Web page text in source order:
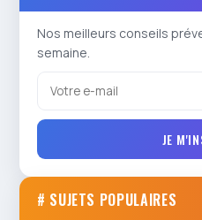
Nos meilleurs conseils
semaine.
JE
# SUJETS POPULAIRES